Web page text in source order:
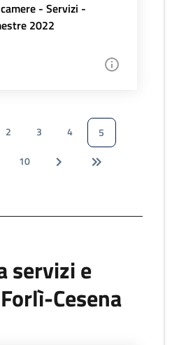
- Servizi -
2022
2 3 4
5
10
servizi e
Cesena